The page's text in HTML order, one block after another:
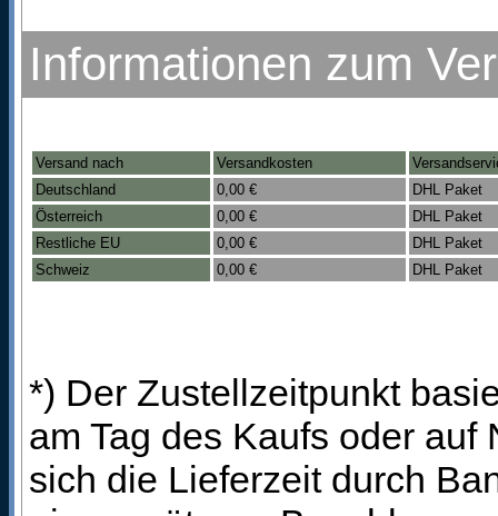
Informationen zum
Versand nach Versandkosten
Deutschland
0,00 €
DHL Paket
Österreich
0,00 €
DHL Paket
Restliche EU
0,00 €
DHL Paket
Schweiz
0,00 € DHL Paket
*) Der Zustellzeitpunkt
am Tag des Kaufs oder
sich die Lieferzeit durch